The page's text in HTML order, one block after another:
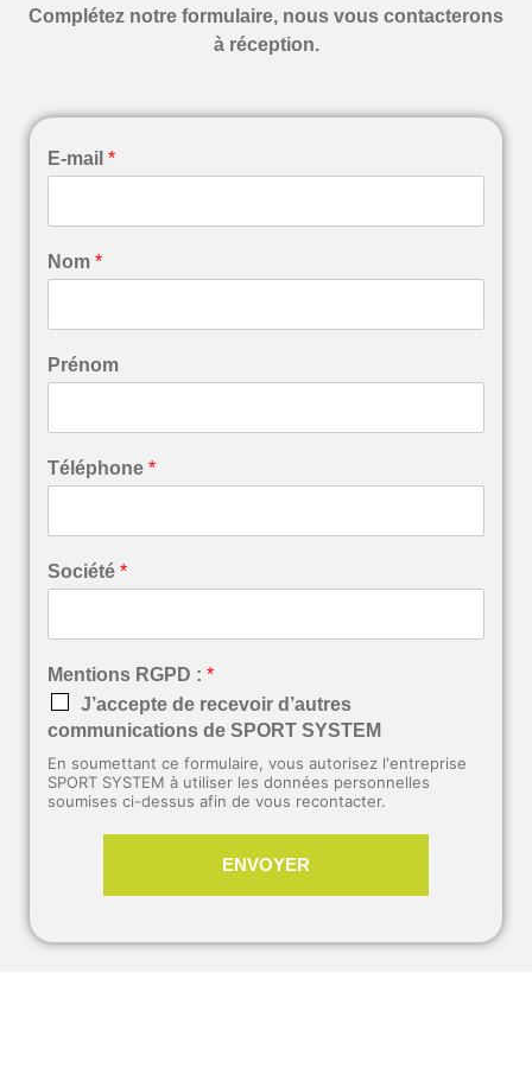
Complétez notre formulaire, nous vous contacterons
à réception.
E-mail *
Nom *
Prénom
Téléphone *
Société *
Mentions RGPD : *
J’accepte de recevoir d’autres
communications de SPORT SYSTEM
En soumettant ce formulaire, vous autorisez l'entreprise
SPORT SYSTEM à utiliser les données personnelles
soumises ci-dessus afin de vous recontacter.
ENVOYER